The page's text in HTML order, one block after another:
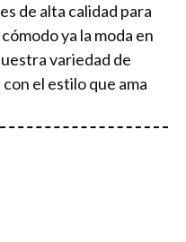
de alta calidad para
ya la moda en
variedad de
el estilo que ama